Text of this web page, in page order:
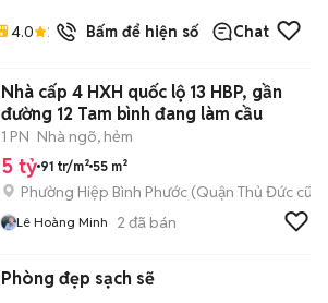
4.0 25đã bán
Bấm để hiện số Chat
Nhà cấp 4 HXH quốc lộ 13 HBP, gần
đường 12 Tam bình đang làm cầu
1 PN Nhà ngõ, hẻm
5 tỷ 91 tr/m² 55 m²
Phường Hiệp Bình Phước (Quận Thủ Đức cũ)
Lê Hoàng Minh 2 đã bán
Phòng đẹp sạch sẽ